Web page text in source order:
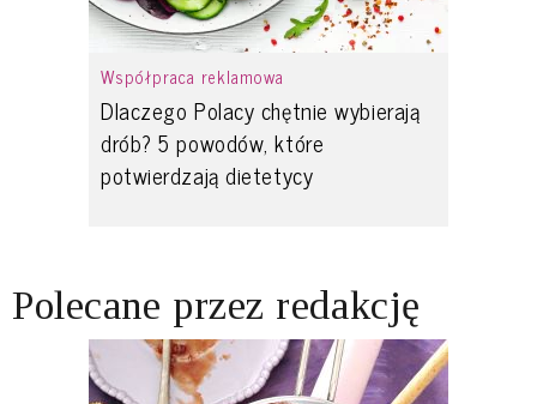
Współpraca reklamowa
Dlaczego Polacy chętnie wybierają
drób? 5 powodów, które
potwierdzają dietetycy
Polecane przez redakcję